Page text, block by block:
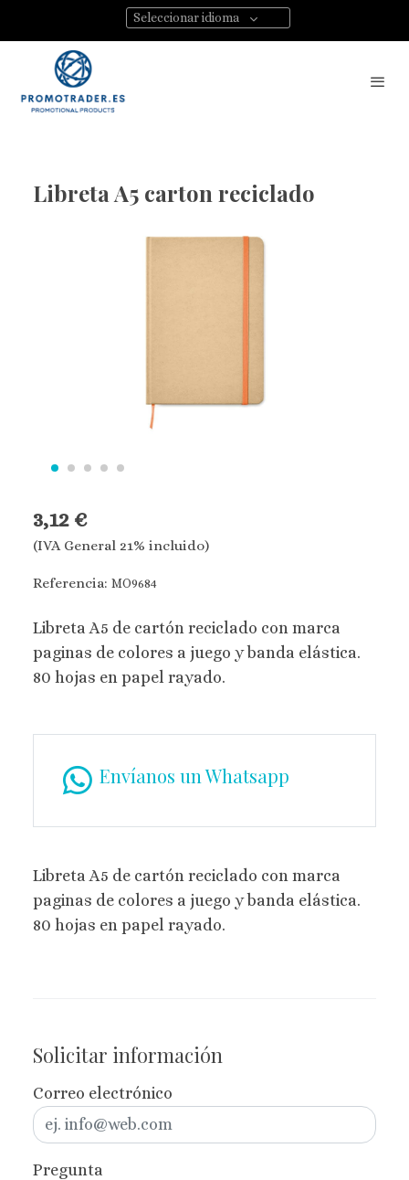
Seleccionar idioma
Libreta A5 carton reciclado
3,12 €
(IVA General 21% incluido)
Referencia: MO9684
Libreta A5 de cartón reciclado con marca
paginas de colores a juego y banda elástica.
80 hojas en papel rayado.
Envíanos un Whatsapp
Libreta A5 de cartón reciclado con marca
paginas de colores a juego y banda elástica.
80 hojas en papel rayado.
Solicitar información
Correo electrónico
Pregunta